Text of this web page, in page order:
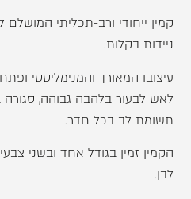
קמין ייחודי ורב-תכליתי
ניידות בקלות.
עיצובו המאורך והמנימליסטי
לאש לבעור בלהבה גבוהה,
תשומת לב בכל חדר.
הקמין זמין בגודל אחד ובשני
לבן.